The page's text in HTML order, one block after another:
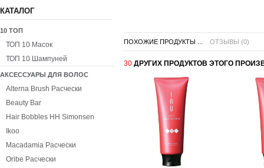
ПОХОЖИЕ ПРОДУКТЫ ... ОТЗЫВЫ (0)
30 ДРУГИХ ПРОДУКТОВ ЭТОГО
КАТАЛОГ
10 ТОП
ТОП 10 Масок
ТОП 10 Шампуней
АКСЕССУАРЫ ДЛЯ ВОЛОС
Alterna Brush Расчески
Beauty Bar
Hair Bobbles HH Simonsen
Ikoo
Macadamia Расчески
Oribe Расчески